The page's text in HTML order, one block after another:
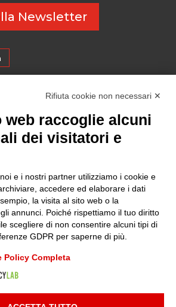
Newsletter
INFORMATIVA PRIVACY
Rifiuta cookie non necessari ✕
web raccoglie alcuni
dei visitatori e
e i nostri partner utilizziamo i cookie e
accedere ed elaborare i dati
la visita al sito web o la
annunci. Poiché rispettiamo il tuo diritto
scegliere di non consentire alcuni tipi di
GDPR per saperne di più.
Policy Completa